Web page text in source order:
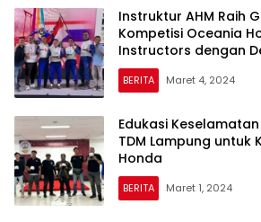
Instruktur AHM Raih
Kompetisi Oceania
Instructors dengan
Komitmen Edukasi
Berkendara
BERITA Maret 4, 2024
Edukasi
TDM Lampung untuk
Honda
BERITA Maret 1, 2024